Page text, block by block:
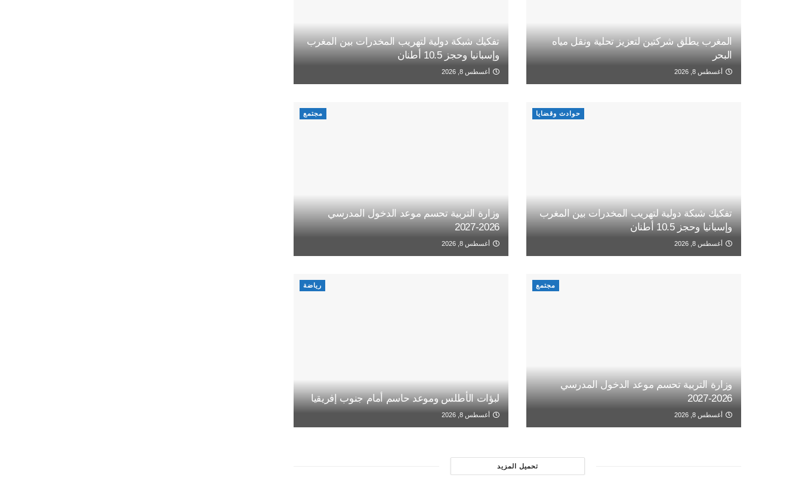
المغرب يطلق شركتين لتعزيز تحلية ونقل مياه
البحر
أغسطس 8, 2026
تفكيك شبكة دولية لتهريب المخدرات بين المغرب
وإسبانيا وحجز 10.5 أطنان
أغسطس 8, 2026
حوادث وقضايا
تفكيك شبكة دولية لتهريب المخدرات بين المغرب
وإسبانيا وحجز 10.5 أطنان
أغسطس 8, 2026
مجتمع
وزارة التربية تحسم موعد الدخول المدرسي
2026-2027
أغسطس 8, 2026
مجتمع
وزارة التربية تحسم موعد الدخول المدرسي
2026-2027
أغسطس 8, 2026
رياضة
لبؤات الأطلس وموعد حاسم أمام جنوب إفريقيا
أغسطس 8, 2026
تحميل المزيد